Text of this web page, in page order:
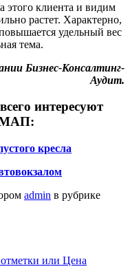
клиента и видим
растет. Характерно,
удельный вес
тема.
Бизнес-Консалтинг-
Аудит.
интересуют
МАП:
кресла
admin в рубрике
или Цена